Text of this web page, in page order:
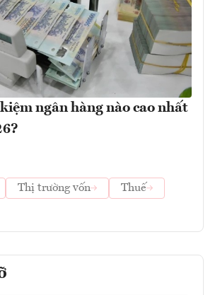
ngân hàng nào cao nhất
Thị trường vốn
Thuế